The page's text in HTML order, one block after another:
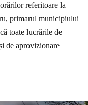
referitoare la
primarul municipiului
toate lucrările de
de aprovizionare